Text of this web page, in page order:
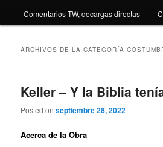
Comentarios TW, decargas directas
ARCHIVOS DE LA CATEGORÍA
Keller – Y la Biblia
Posted onseptiembre 28, 2022
Acerca de la Obra